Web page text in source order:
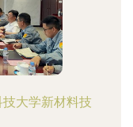
大学新材料技